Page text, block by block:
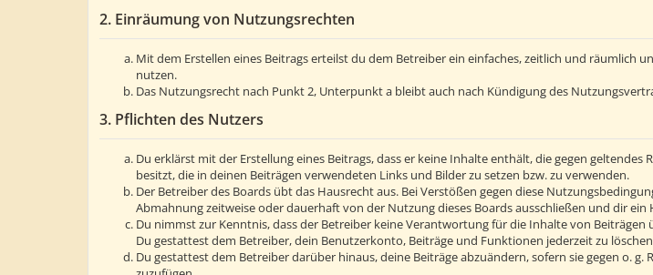
2. Einräumung von Nutzungsrechten
Mit dem Erstellen eines Beitrags erteilst du dem Betreiber ein einfaches, zeitlich und räumlich
nutzen.
Das Nutzungsrecht nach Punkt 2, Unterpunkt a bleibt auch nach Kündigung des
3. Pflichten des Nutzers
Du erklärst mit der Erstellung eines Beitrags, dass er keine Inhalte enthält, die gegen
besitzt, die in deinen Beiträgen verwendeten Links und Bilder zu setzen bzw. zu verwenden.
Der Betreiber des Boards übt das Hausrecht aus. Bei Verstößen gegen diese
Abmahnung zeitweise oder dauerhaft von der Nutzung dieses Boards ausschließen und dir ein
Du nimmst zur Kenntnis, dass der Betreiber keine Verantwortung für die Inhalte von
Du gestattest dem Betreiber, dein Benutzerkonto, Beiträge und Funktionen jederzeit zu
Du gestattest dem Betreiber darüber hinaus, deine Beiträge abzuändern, sofern sie gegen o.